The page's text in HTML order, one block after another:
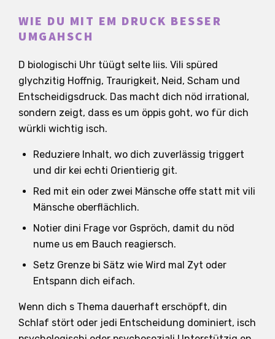
WIE DU MIT EM DRUCK BESSER
UMGAHSCH
D biologischi Uhr tüügt selte liis. Vili spüred
glychzitig Hoffnig, Traurigkeit, Neid, Scham und
Entscheidigsdruck. Das macht dich nöd irrational,
sondern zeigt, dass es um öppis goht, wo für dich
würkli wichtig isch.
Reduziere Inhalt, wo dich zuverlässig triggert
und dir kei echti Orientierig git.
Red mit ein oder zwei Mänsche offe statt mit vili
Mänsche oberflächlich.
Notier dini Frage vor Gspröch, damit du nöd
nume us em Bauch reagiersch.
Setz Grenze bi Sätz wie Wird mal Zyt oder
Entspann dich eifach.
Wenn dich s Thema dauerhaft erschöpft, din
Schlaf stört oder jedi Entscheidung dominiert, isch